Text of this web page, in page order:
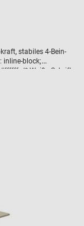
stabiles 4-Bein-